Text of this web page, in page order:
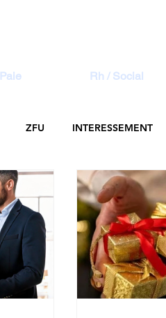
Paie Rh / Social
ZFU INTERESSEMENT